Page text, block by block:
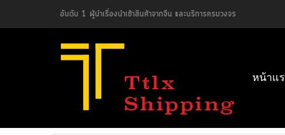
อันดับ 1 ผู้นำเรื่องนำเข้าสินค้าจากจีน และบริการครบวงจร
หน้าแ